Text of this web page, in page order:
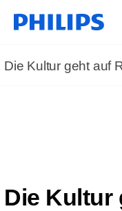
Die Kultur geht auf
Die Kultur